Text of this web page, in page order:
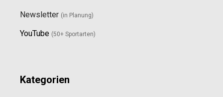
Newsletter (in Planung)
YouTube (50+ Sportarten)
Kategorien